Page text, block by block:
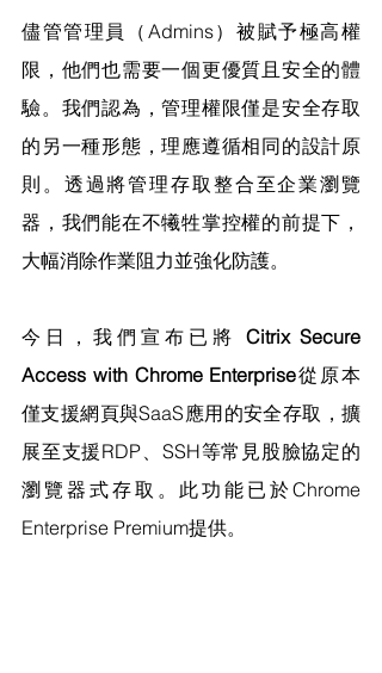
儘管管理員（Admins）被賦予極高權
限，他們也需要一個更優質且安全的體
驗。我們認為，管理權限僅是安全存取
的另一種形態，理應遵循相同的設計原
則。透過將管理存取整合至企業瀏覽
器，我們能在不犧牲掌控權的前提下，
大幅消除作業阻力並強化防護。
今日，我們宣布已將 Citrix Secure
Access with Chrome Enterprise從原本
僅支援網頁與SaaS應用的安全存取，擴
展至支援RDP、SSH等常見股臉協定的
瀏覽器式存取。此功能已於Chrome
Enterprise Premium提供。